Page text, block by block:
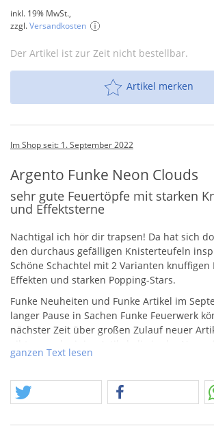
inkl. 19% MwSt.,
zzgl.Versandkosten
Der Artikel ist zur Zeit nicht bestellbar.
Artikel merken
Im Shop seit: 1. September 2022
Argento Funke Neon Clouds
sehr gute Feuertöpfe mit starken
und Effektsterne
Nachtigal ich hör dir trapsen! Da hat sich
den durchaus gefälligen Knisterteufeln
Schöne Schachtel mit 2 Varianten
Effekten und starken Popping-Stars.
Funke Neuheiten und Funke Artikel im
langer Pause in Sachen Funke Feuerwerk
nächster Zeit über großen Zulauf neuer
gibt es auch einige Artikel, die in der
gestaltet, aber auch vom Effekt her, neu
ganzen Text lesen